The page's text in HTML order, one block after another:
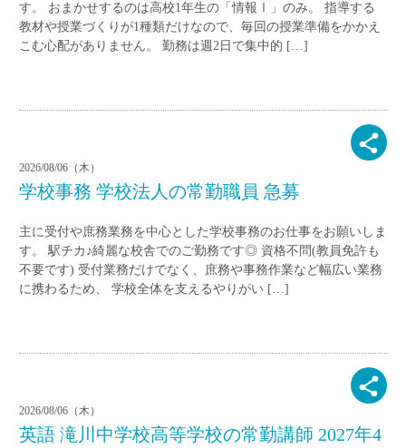
す。 おまかせするのは高校1年生の「情報Ⅰ」のみ。 指導する
教材や授業づくりが1種類だけなので、毎回の授業準備をかかえ
こむ心配がありません。 勤務は週2日で集中的 […]
2026/08/06（木）
学校事務 学校法人の常勤職員 急募
主に受付や庶務業務を中心とした学校事務のお仕事をお願いしま
す。 駅チカ♪綺麗な校舎でのご勤務です◎ 資格不問(教員免許も
不要です) 受付業務だけでなく、庶務や事務作業など幅広い業務
に携わるため、 学校全体を支えるやりがい […]
2026/08/06（木）
英語 滝川中学校高等学校の常勤講師 2027年4